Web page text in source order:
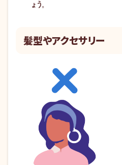
ょう。
髪型やアクセサリー